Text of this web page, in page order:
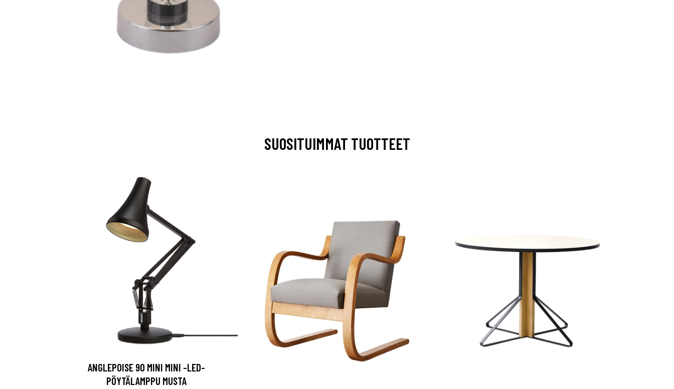
SUOSITUIMMAT TUOTTEET
ANGLEPOISE 90 MINI MINI -LED-
PÖYTÄLAMPPU MUSTA